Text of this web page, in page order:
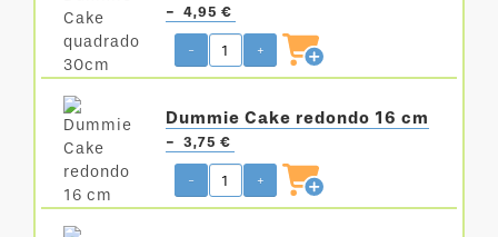
-
4,95 €
- +
Dummie Cake redondo 16 cm
-
3,75 €
- +